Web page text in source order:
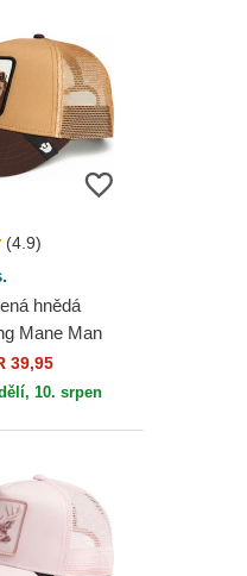
(4.9)
hnědá
Mane Man
Bros.
39,95
10. srpen